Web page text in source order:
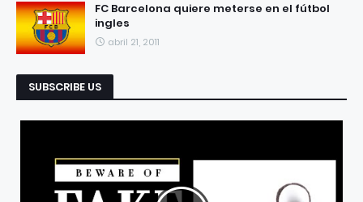
FC Barcelona quiere meterse en el fútbol
ingles
abril 21, 2011
SUBSCRIBE US